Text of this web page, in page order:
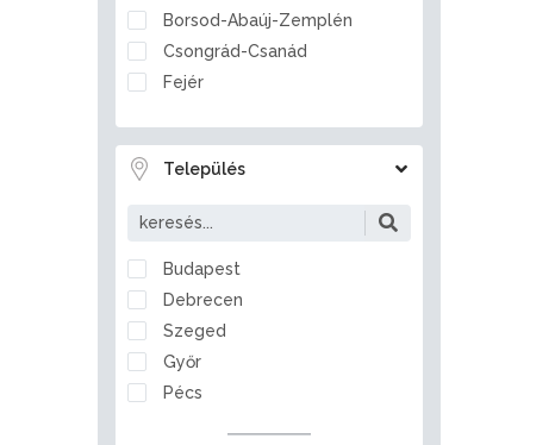
Borsod-Abaúj-Zemplén
Csongrád-Csanád
Fejér
Hajdú-Bihar
Heves
Nógrád
Pest
Somogy
Szabolcs-Szatmár-Bereg
Tolna
Település
Budapest
Debrecen
Szeged
Győr
Pécs